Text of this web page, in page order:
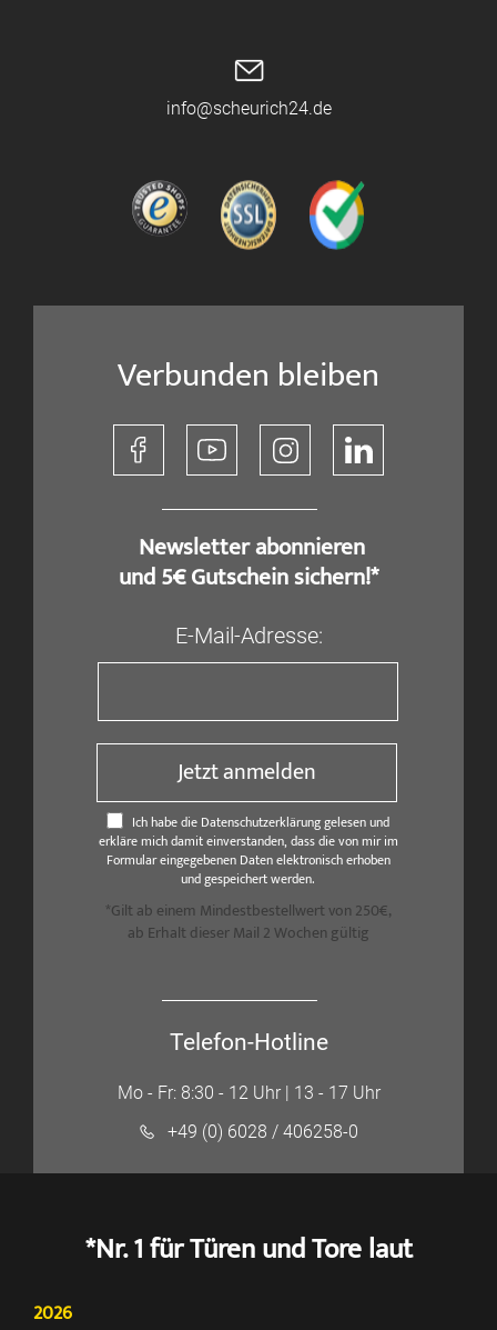
info@scheurich24.de
Verbunden bleiben
​ Newsletter abonnieren
und 5€ Gutschein sichern!*
E-Mail-Adresse:
Jetzt anmelden
Ich habe die Datenschutzerklärung gelesen und
erkläre mich damit einverstanden, dass die von mir im
Formular eingegebenen Daten elektronisch erhoben
und gespeichert werden.
*Gilt ab einem Mindestbestellwert von 250€,
ab Erhalt dieser Mail 2 Wochen gültig
Telefon-Hotline
Mo - Fr: 8:30 - 12 Uhr | 13 - 17 Uhr
+49 (0) 6028 / 406258-0
*Nr. 1 für Türen und Tore laut
2026